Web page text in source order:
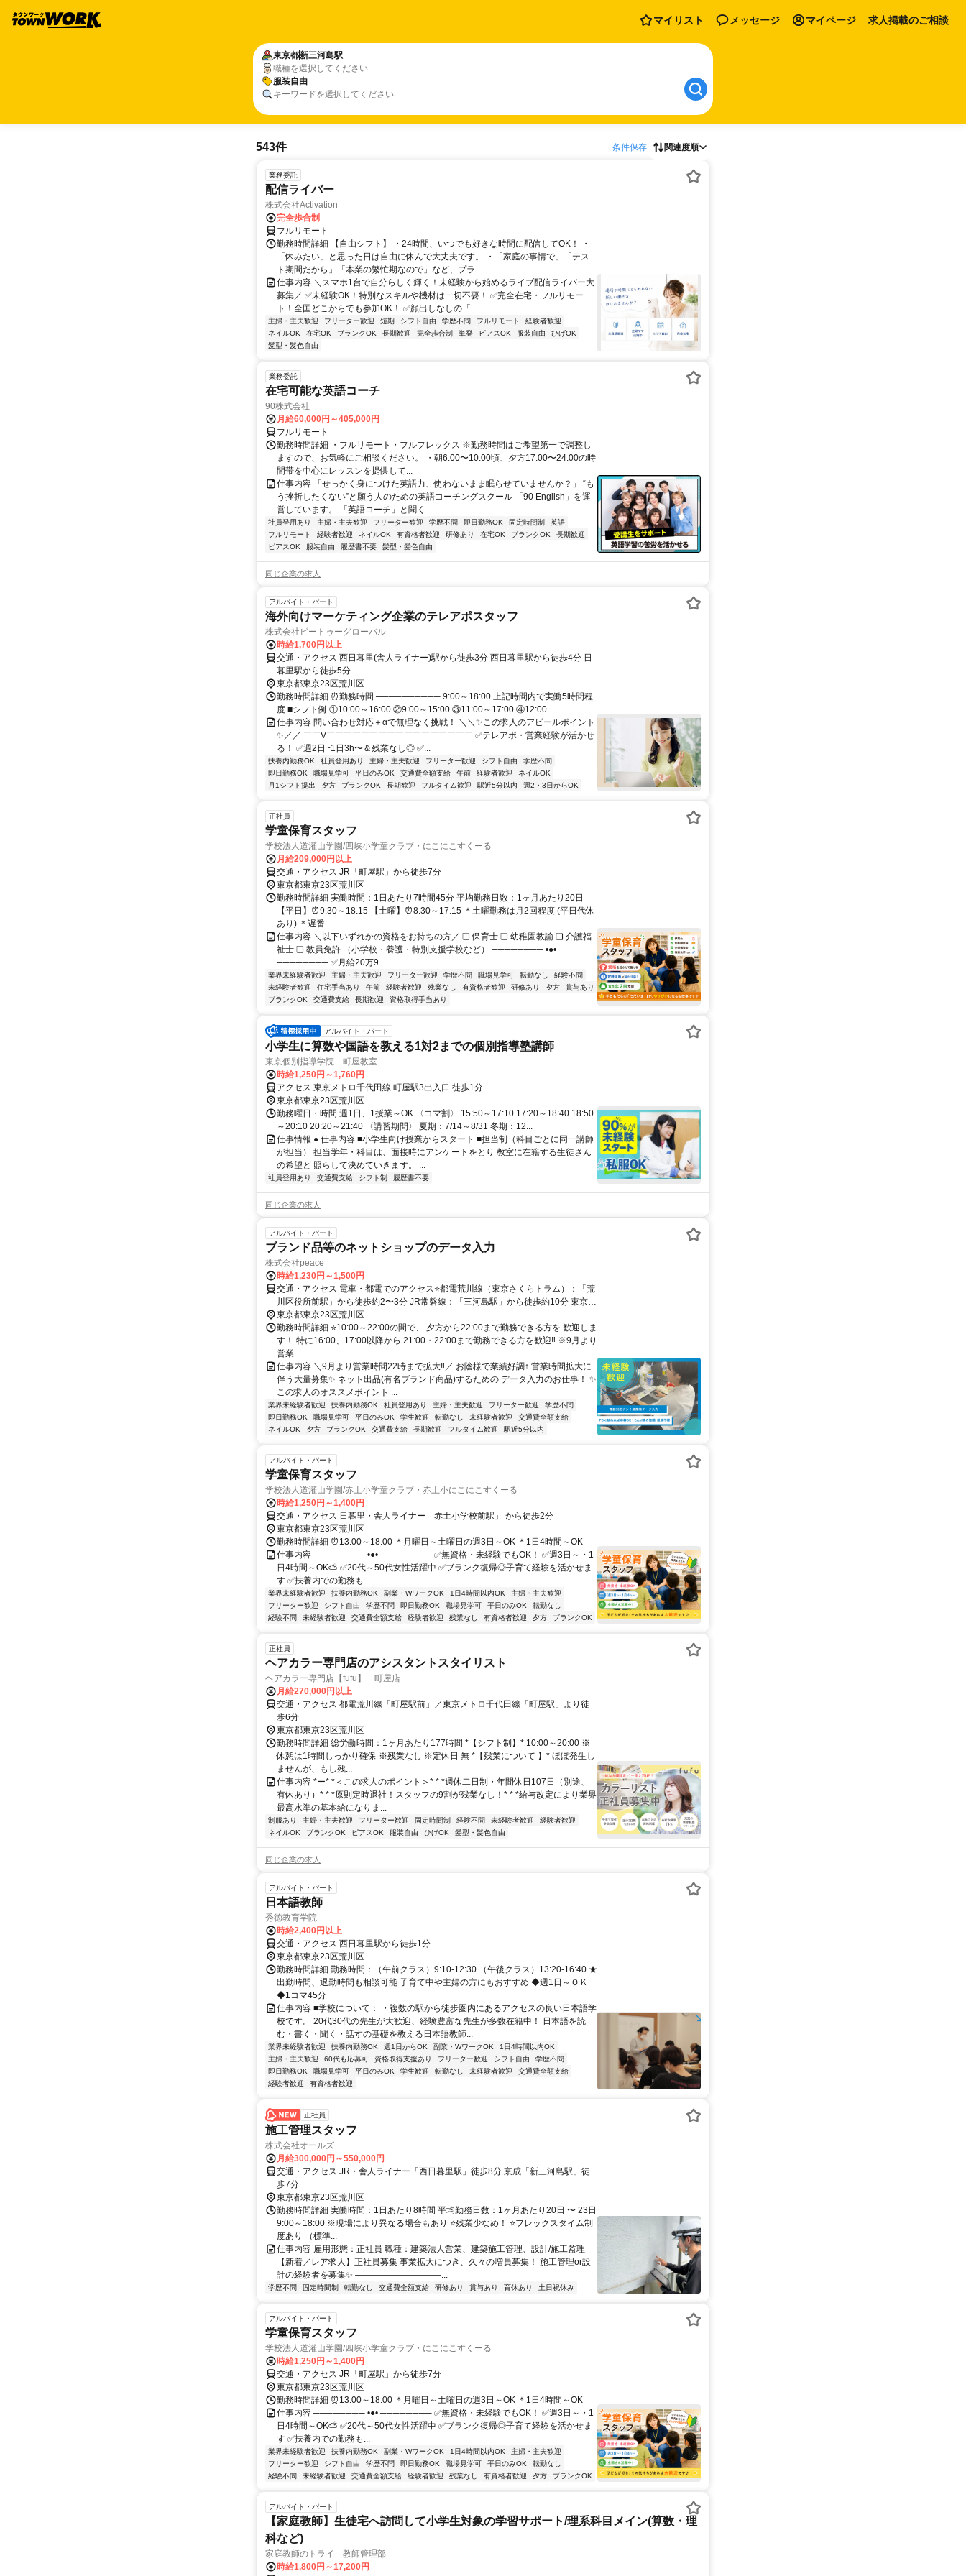
マイリスト メッセージ マイページ 求人掲載のご相談
東京都新三河島駅
職種を選択してください
服装自由
キーワードを選択してください
543件 条件保存 関連度順
業務委託
配信ライバー
株式会社Activation
完全歩合制
フルリモート
勤務時間詳細 【自由シフト】 ・24時間、いつでも好きな時間に配信してOK！ ・
「休みたい」と思った日は自由に休んで大丈夫です。 ・「家庭の事情で」「テス
ト期間だから」「本業の繁忙期なので」など、プラ...
仕事内容 ＼スマホ1台で自分らしく輝く！未経験から始めるライブ配信ライバー大
募集／ ✅未経験OK！特別なスキルや機材は一切不要！ ✅完全在宅・フルリモー
ト！全国どこからでも参加OK！ ✅顔出しなしの「...
主婦・主夫歓迎 フリーター歓迎 短期 シフト自由 学歴不問 フルリモート
経験者歓迎
ネイルOK
在宅OK ブランクOK 長期歓迎 完全歩合制 単発 ピアスOK 服装自由
ひげOK
髪型・髪色自由
業務委託
在宅可能な英語コーチ
90株式会社
月給60,000円～405,000円
フルリモート
勤務時間詳細 ・フルリモート・フルフレックス ※勤務時間はご希望第一で調整し
ますので、お気軽にご相談ください。 ・朝6:00〜10:00頃、夕方17:00〜24:00の時
間帯を中心にレッスンを提供して...
仕事内容 「せっかく身につけた英語力、使わないまま眠らせていませんか？」 “も
う挫折したくない”と願う人のための英語コーチングスクール 「90 English」を運
営しています。 「英語コーチ」と聞く...
社員登用あり 主婦・主夫歓迎 フリーター歓迎 学歴不問 即日勤務OK 固定時間制
英語
フルリモート
経験者歓迎 ネイルOK 有資格者歓迎 研修あり 在宅OK ブランクOK
長期歓迎
ピアスOK
服装自由 履歴書不要 髪型・髪色自由
同じ企業の求人
アルバイト・パート
海外向けマーケティング企業のテレアポスタッフ
株式会社ビートゥーグローバル
時給1,700円以上
交通・アクセス ⻄⽇暮⾥(舎⼈ライナー)駅から徒歩3分 ⻄⽇暮⾥駅から徒歩4分 ⽇
暮⾥駅から徒歩5分
東京都東京23区荒川区
勤務時間詳細 ⏰勤務時間 ────────── 9:00～18:00 上記時間内で実働5時間程
度 ■シフト例 ①10:00～16:00 ②9:00～15:00 ③11:00～17:00 ④12:00...
仕事内容 問い合わせ対応＋αで無理なく挑戦！ ＼＼✨この求人のアピールポイント
✨／／ ￣￣V￣￣￣￣￣￣￣￣￣￣￣￣￣￣￣￣￣ ✅テレアポ・営業経験が活かせ
る！ ✅週2日~1日3h〜＆残業なし◎ ✅...
扶養内勤務OK 社員登用あり 主婦・主夫歓迎 フリーター歓迎 シフト自由
学歴不問
即日勤務OK
職場見学可 平日のみOK 交通費全額支給 午前 経験者歓迎
ネイルOK
月1シフト提出
夕方 ブランクOK 長期歓迎 フルタイム歓迎 駅近5分以内 週2・3日からOK
正社員
学童保育スタッフ
学校法人道灌山学園/四峡小学童クラブ・にこにこすくーる
月給209,000円以上
交通・アクセス JR「町屋駅」から徒歩7分
東京都東京23区荒川区
勤務時間詳細 実働時間：1日あたり7時間45分 平均勤務日数：1ヶ月あたり20日
【平日】⏰9:30～18:15 【土曜】⏰8:30～17:15 ＊土曜勤務は月2回程度 (平日代休
あり) ＊遅番...
仕事内容 ＼以下いずれかの資格をお持ちの方／ ❏ 保育士 ❏ 幼稚園教諭 ❏ 介護福
祉士 ❏ 教員免許 （小学校・養護・特別支援学校など） ──────── •●•
──────── ✅月給20万9...
業界未経験者歓迎 主婦・主夫歓迎 フリーター歓迎 学歴不問 職場見学可 転勤なし
経験不問
未経験者歓迎
住宅手当あり 午前 経験者歓迎 残業なし 有資格者歓迎 研修あり 夕方
賞与あり
ブランクOK
交通費支給 長期歓迎 資格取得手当あり
アルバイト・パート
小学生に算数や国語を教える1対2までの個別指導塾講師
東京個別指導学院 町屋教室
時給1,250円～1,760円
アクセス 東京メトロ千代田線 町屋駅3出入口 徒歩1分
東京都東京23区荒川区
勤務曜日・時間 週1日、1授業～OK 〈コマ割〉 15:50～17:10 17:20～18:40 18:50
～20:10 20:20～21:40 〈講習期間〉 夏期：7/14～8/31 冬期：12...
仕事情報 ● 仕事内容 ■小学生向け授業からスタート ■担当制（科目ごとに同一講師
が担当） 担当学年・科目は、面接時にアンケートをとり 教室に在籍する生徒さん
の希望と 照らして決めていきます。 ...
社員登用あり 交通費支給 シフト制 履歴書不要
同じ企業の求人
アルバイト・パート
ブランド品等のネットショップのデータ入力
株式会社peace
時給1,230円～1,500円
交通・アクセス 電車・都電でのアクセス⭐都電荒川線（東京さくらトラム）：「荒
川区役所前駅」から徒歩約2〜3分 JR常磐線：「三河島駅」から徒歩約10分 東京メ
トロ日比谷線：「三ノ輪駅」から徒歩約10分 東京メトロ千代田線・京成線：「町
屋駅」から徒歩約13〜15分／バスでのアクセス⭐都営バス（草63・草64・里22系
統）：「荒川区役所前」停留所が目の前にあります。（日暮里駅や西日暮里駅から
乗車してアクセスできます） 荒川区コミュニティバス（南千01・南千02系統）：
「荒川区役所」停留所が目の前にあります。
東京都東京23区荒川区
勤務時間詳細 ⭐10:00～22:00の間で、 夕方から22:00まで勤務できる方を 歓迎しま
す！ 特に16:00、17:00以降から 21:00・22:00まで勤務できる方を歓迎‼ ※9月より
営業...
仕事内容 ＼9月より営業時間22時まで拡大‼／ お陰様で業績好調↑ 営業時間拡大に
伴う大量募集✨ ネット出品(有名ブランド商品)するための データ入力のお仕事！ ✨
この求人のオススメポイント ...
業界未経験者歓迎 扶養内勤務OK 社員登用あり 主婦・主夫歓迎 フリーター歓迎
学歴不問
即日勤務OK
職場見学可 平日のみOK 学生歓迎 転勤なし 未経験者歓迎
交通費全額支給
ネイルOK
夕方 ブランクOK 交通費支給 長期歓迎 フルタイム歓迎 駅近5分以内
アルバイト・パート
学童保育スタッフ
学校法人道灌山学園/赤土小学童クラブ・赤土小にこにこすくーる
時給1,250円～1,400円
交通・アクセス 日暮里・舎人ライナー「赤土小学校前駅」 から徒歩2分
東京都東京23区荒川区
勤務時間詳細 ⏰13:00～18:00 ＊月曜日～土曜日の週3日～OK ＊1日4時間～OK
仕事内容 ──────── •●• ──────── ✅無資格・未経験でもOK！ ✅週3日～・1
日4時間～OK⛅ ✅20代～50代女性活躍中 ✅ブランク復帰◎子育て経験を活かせま
す ✅扶養内での勤務も...
業界未経験者歓迎 扶養内勤務OK 副業・WワークOK 1日4時間以内OK
主婦・主夫歓迎
フリーター歓迎
シフト自由 学歴不問 即日勤務OK 職場見学可 平日のみOK
転勤なし
経験不問
未経験者歓迎 交通費全額支給 経験者歓迎 残業なし 有資格者歓迎 夕方 ブランクOK
正社員
ヘアカラー専門店のアシスタントスタイリスト
ヘアカラー専門店【fufu】 町屋店
月給270,000円以上
交通・アクセス 都電荒川線「町屋駅前」／東京メトロ千代田線「町屋駅」より徒
歩6分
東京都東京23区荒川区
勤務時間詳細 総労働時間：1ヶ月あたり177時間 *【シフト制】* 10:00～20:00 ※
休憩は1時間しっかり確保 ※残業なし ※定休日 無 *【残業について 】* ほぼ発生し
ませんが、もし残...
仕事内容 *ー* *＜この求人のポイント＞* * *週休二日制・年間休日107日（別途、
有休あり）* * *原則定時退社！スタッフの9割が残業なし！* * *給与改定により業界
最高水準の基本給になりま...
制服あり 主婦・主夫歓迎 フリーター歓迎 固定時間制 経験不問 未経験者歓迎
経験者歓迎
ネイルOK
ブランクOK ピアスOK 服装自由 ひげOK 髪型・髪色自由
同じ企業の求人
アルバイト・パート
日本語教師
秀徳教育学院
時給2,400円以上
交通・アクセス 西日暮里駅から徒歩1分
東京都東京23区荒川区
勤務時間詳細 勤務時間：（午前クラス）9:10-12:30 （午後クラス）13:20-16:40 ★
出勤時間、退勤時間も相談可能 子育て中や主婦の方にもおすすめ ◆週1日～ＯＫ
◆1コマ45分
仕事内容 ■学校について： ・複数の駅から徒歩圏内にあるアクセスの良い日本語学
校です。 20代30代の先生が大歓迎、経験豊富な先生が多数在籍中！ 日本語を読
む・書く・聞く・話すの基礎を教える日本語教師...
業界未経験者歓迎 扶養内勤務OK 週1日からOK 副業・WワークOK
1日4時間以内OK
主婦・主夫歓迎
60代も応募可 資格取得支援あり フリーター歓迎 シフト自由
学歴不問
即日勤務OK
職場見学可 平日のみOK 学生歓迎 転勤なし 未経験者歓迎
交通費全額支給
経験者歓迎
有資格者歓迎
正社員
施工管理スタッフ
株式会社オールズ
月給300,000円～550,000円
交通・アクセス JR・舎人ライナー「西日暮里駅」徒歩8分 京成「新三河島駅」徒
歩7分
東京都東京23区荒川区
勤務時間詳細 実働時間：1日あたり8時間 平均勤務日数：1ヶ月あたり20日 〜 23日
9:00～18:00 ※現場により異なる場合もあり ⭐️残業少なめ！ ⭐️フレックスタイム制
度あり （標準...
仕事内容 雇用形態：正社員 職種：建築法人営業、建築施工管理、設計/施工監理
【新着／レア求人】正社員募集 事業拡大につき、久々の増員募集！ 施工管理or設
計の経験者を募集✨ ――――――――――...
学歴不問 固定時間制 転勤なし 交通費全額支給 研修あり 賞与あり 育休あり 土日祝休み
アルバイト・パート
学童保育スタッフ
学校法人道灌山学園/四峡小学童クラブ・にこにこすくーる
時給1,250円～1,400円
交通・アクセス JR「町屋駅」から徒歩7分
東京都東京23区荒川区
勤務時間詳細 ⏰13:00～18:00 ＊月曜日～土曜日の週3日～OK ＊1日4時間～OK
仕事内容 ──────── •●• ──────── ✅無資格・未経験でもOK！ ✅週3日～・1
日4時間～OK⛅ ✅20代～50代女性活躍中 ✅ブランク復帰◎子育て経験を活かせま
す ✅扶養内での勤務も...
業界未経験者歓迎 扶養内勤務OK 副業・WワークOK 1日4時間以内OK
主婦・主夫歓迎
フリーター歓迎
シフト自由 学歴不問 即日勤務OK 職場見学可 平日のみOK
転勤なし
経験不問
未経験者歓迎 交通費全額支給 経験者歓迎 残業なし 有資格者歓迎 夕方 ブランクOK
アルバイト・パート
【家庭教師】生徒宅へ訪問して小学生対象の学習サポート/理系科目メイン(算数・理
科など)
家庭教師のトライ 教師管理部
時給1,800円～17,200円